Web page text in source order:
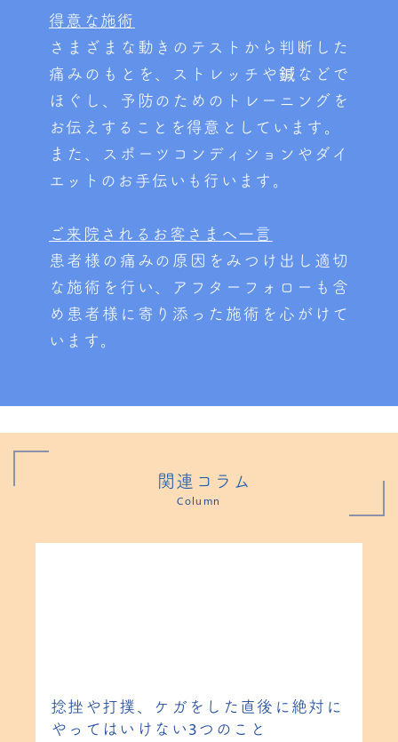
得意な施術
さまざまな動きのテストから判断した
痛みのもとを、ストレッチや鍼などで
ほぐし、予防のためのトレーニングを
お伝えすることを得意としています。
また、スポーツコンディションやダイ
エットのお手伝いも行います。
ご来院されるお客さまへ一言
患者様の痛みの原因をみつけ出し適切
な施術を行い、アフターフォローも含
め患者様に寄り添った施術を心がけて
います。
関連コラム
Column
捻挫や打撲、ケガをした直後に絶対に
やってはいけない3つのこと